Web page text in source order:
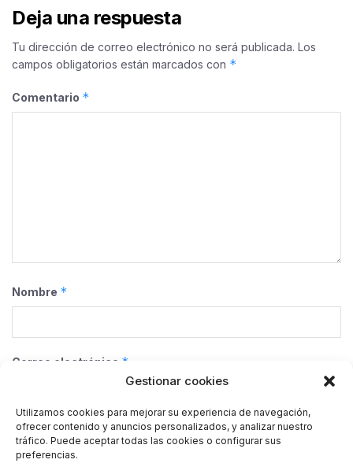
Gestionar cookies
Utilizamos cookies para mejorar su experiencia de navegación,
ofrecer contenido y anuncios personalizados, y analizar nuestro
tráfico. Puede aceptar todas las cookies o configurar sus
preferencias.
Deja una respuesta
Tu dirección de correo electrónico no será publicada. Los
campos obligatorios están marcados con *
Comentario *
Nombre *
Correo electrónico *
Web